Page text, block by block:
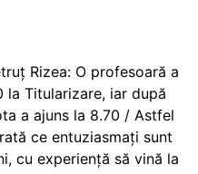
Rizea: O profesoară a
la Titularizare, iar după
a ajuns la 8.70 / Astfel
ce entuziasmați sunt
cu experiență să vină la